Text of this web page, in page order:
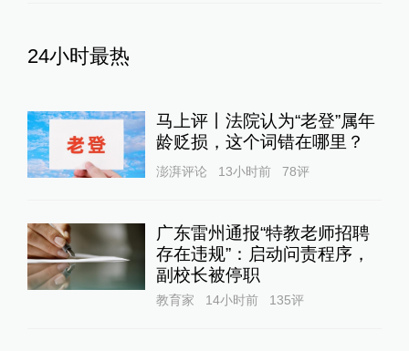
24小时最热
马上评丨法院认为“老登”属年
龄贬损，这个词错在哪里？
澎湃评论 13小时前 78评
广东雷州通报“特教老师招聘
存在违规”：启动问责程序，
副校长被停职
教育家 14小时前 135评